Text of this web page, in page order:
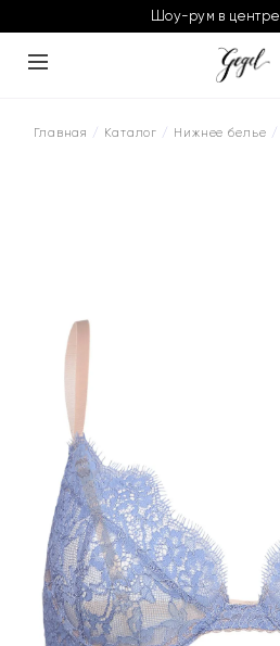
Шоу-рум в
Главная / Каталог / Нижнее белье